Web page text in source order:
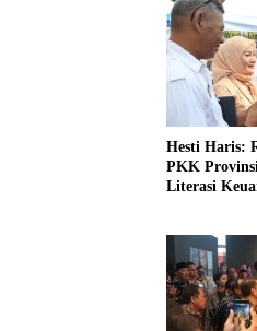
Hesti Haris:
PKK
Literasi